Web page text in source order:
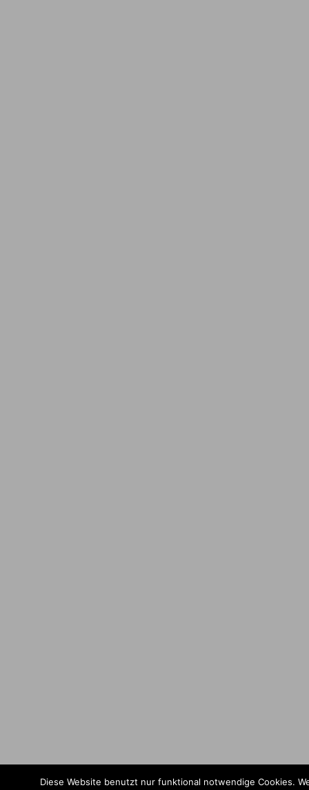
Diese Website benutzt nur funktional notwendige Cookies.